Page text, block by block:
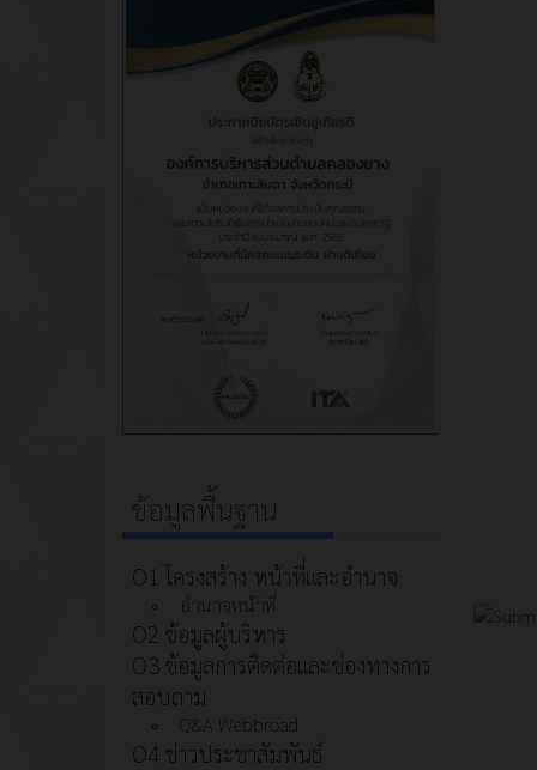
ข้อมูลพื้นฐาน
O1 โครงสร้าง หน้าที่และอำนาจ
อำนาจหน้าที่
O2 ข้อมูลผู้บริหาร
O3 ข้อมูลการติดต่อและช่องทางการ
สอบถาม
Q&A Webbroad
O4 ข่าวประชาสัมพันธ์